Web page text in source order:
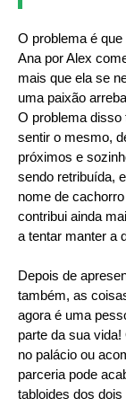
O problema é
Ana por Alex
mais que ela se
uma paixão
O problema disso
sentir o mesmo,
próximos e
sendo retribuída,
nome de
contribui ainda
a tentar manter a
Depois de
também, as
agora é uma
parte da sua
no palácio ou
parceria pode
tabloides dos